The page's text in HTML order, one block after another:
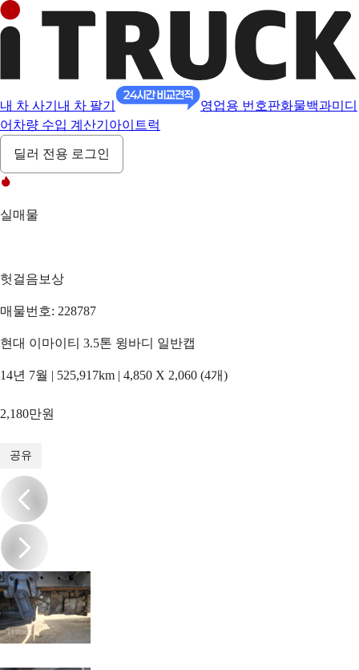
내 차 사기 내 차 팔기 영업용 번호판화물백과미디
어 차량 수입 계산기 아이트럭
딜러 전용 로그인
실매물
헛걸음보상
매물번호: 228787
현대 이마이티 3.5톤 윙바디 일반캡
14년 7월 | 525,917km | 4,850 X 2,060 (4개)
2,180만원
공유
/20